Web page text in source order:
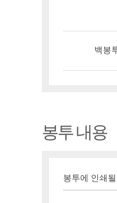
백봉
봉투 내용
봉투에 인쇄